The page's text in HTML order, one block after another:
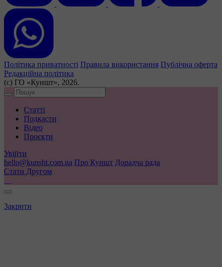
Політика приватності Правила використання Публічна оферта
Редакційна політика
(с) ГО «Куншт», 2026.
Статті
Подкасти
Відео
Проєкти
Увійти
hello@kunsht.com.ua Про Куншт Дорадча рада
Стати Другом
Закрити